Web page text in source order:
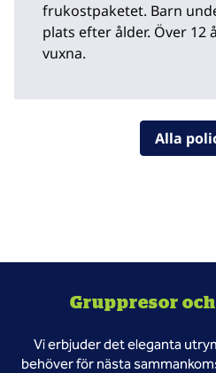
frukostpaketet. Barn
plats efter ålder. Över 12
vuxna.
Alla
Gruppresor
Vi erbjuder det eleganta
behöver för nästa